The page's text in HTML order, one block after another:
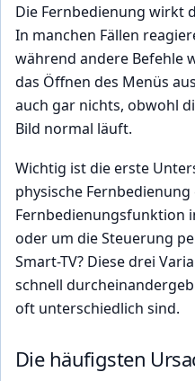
Die Fernbedienung wirkt
In manchen Fällen
während andere Befehle
das Öffnen des Menüs
auch gar nichts, obwohl
Bild normal läuft.
Wichtig ist die erste
physische
Fernbedienungsfunktion
oder um die Steuerung
Smart-TV? Diese drei
schnell
oft unterschiedlich sind.
Die häufigsten